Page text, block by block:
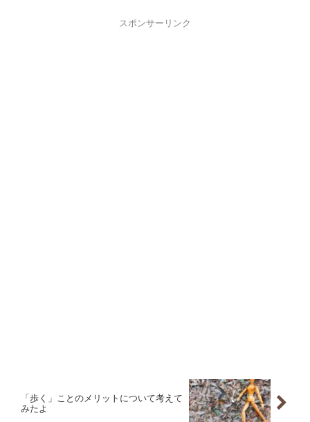
スポンサーリンク
「歩く」ことのメリットについて考えて
みたよ